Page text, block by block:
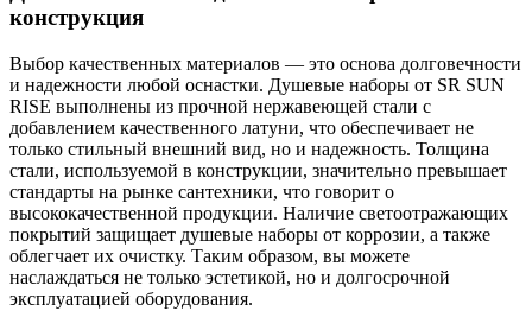
конструкция
Выбор качественных материалов — это основа долговечности
и надежности любой оснастки. Душевые наборы от SR SUN
RISE выполнены из прочной нержавеющей стали с
добавлением качественного латуни, что обеспечивает не
только стильный внешний вид, но и надежность. Толщина
стали, используемой в конструкции, значительно превышает
стандарты на рынке сантехники, что говорит о
высококачественной продукции. Наличие светоотражающих
покрытий защищает душевые наборы от коррозии, а также
облегчает их очистку. Таким образом, вы можете
наслаждаться не только эстетикой, но и долгосрочной
эксплуатацией оборудования.